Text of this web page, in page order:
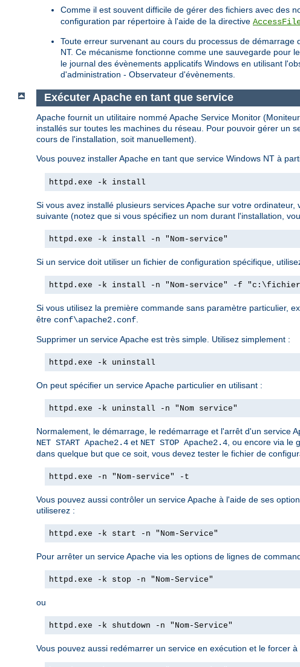
Comme il est souvent difficile de gérer des fichiers avec des
configuration par répertoire à l'aide de la directive
Toute erreur survenant au cours du processus de
NT. Ce mécanisme fonctionne comme une sauvegarde pour
le journal des évènements applicatifs Windows en utilisant
d'administration - Observateur d'évènements.
Exécuter Apache en tant que service
Apache fournit un utilitaire nommé Apache Service Monitor
installés sur toutes les machines du réseau. Pour pouvoir gérer un
cours de l'installation, soit manuellement).
Vous pouvez installer Apache en tant que service Windows NT à
httpd.exe -k install
Si vous avez installé plusieurs services Apache sur votre
suivante (notez que si vous spécifiez un nom durant l'installation,
httpd.exe -k install -n "Nom-service"
Si un service doit utiliser un fichier de configuration spécifique,
httpd.exe -k install -n "Nom-service" -f
Si vous utilisez la première commande sans paramètre particulier,
être conf\apache2.conf
Supprimer un service Apache est très simple. Utilisez simplement :
httpd.exe -k uninstall
On peut spécifier un service Apache particulier en utilisant :
httpd.exe -k uninstall -n "Nom service"
Normalement, le démarrage, le redémarrage et l'arrêt d'un service
NET START Apache2.4 et NET STOP Apache2.4 , ou encore via
dans quelque but que ce soit, vous devez tester le fichier de
httpd.exe -n "Nom-service" -t
Vous pouvez aussi contrôler un service Apache à l'aide de ses
utiliserez :
httpd.exe -k start -n "Nom-Service"
Pour arrêter un service Apache via les options de lignes de
httpd.exe -k stop -n "Nom-Service"
ou
httpd.exe -k shutdown -n "Nom-Service"
Vous pouvez aussi redémarrer un service en exécution et le forcer